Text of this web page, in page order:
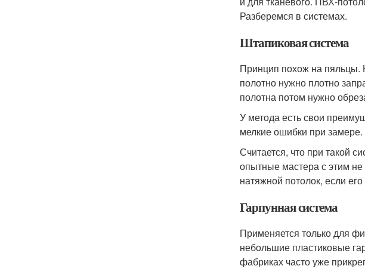
Разберемся в системах.
Штапиковая система
Принцип похож на пяльцы.
полотно нужно плотно
полотна потом нужно
У метода есть свои
мелкие ошибки при замере.
Считается, что при такой
опытные мастера с этим
натяжной потолок, если
Гарпунная система
Применяется только для
небольшие пластиковые
фабриках часто уже